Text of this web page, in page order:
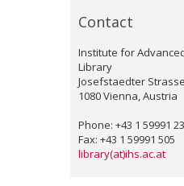
Contact
Institute for
Library
Josefstaedter
1080 Vienna, Austria
Phone: +43 1 59991
Fax: +43 1 59991 505
library(at)ihs.ac.at